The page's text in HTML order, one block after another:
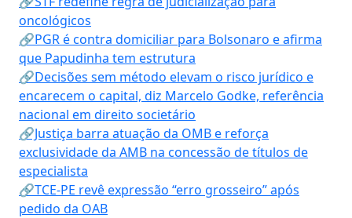
oncológicos
🔗PGR é contra domiciliar para Bolsonaro e afirma
que Papudinha tem estrutura
🔗Decisões sem método elevam o risco jurídico e
encarecem o capital, diz Marcelo Godke, referência
nacional em direito societário
🔗Justiça barra atuação da OMB e reforça
exclusividade da AMB na concessão de títulos de
especialista
🔗TCE-PE revê expressão “erro grosseiro” após
pedido da OAB